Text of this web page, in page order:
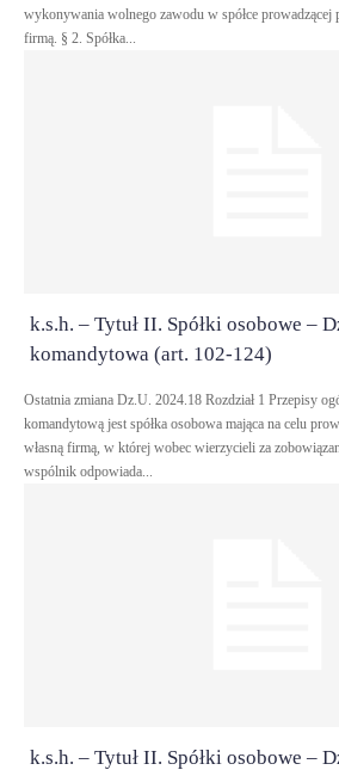
wykonywania wolnego zawodu w spółce prowadzącej
firmą. § 2. Spółka...
k.s.h. – Tytuł II. Spółki osobowe –
komandytowa (art. 102-124)
Ostatnia zmiana Dz.U. 2024.18 Rozdział 1 Przepisy ogólne Art. 102. Spółką
komandytową jest spółka osobowa mająca na celu
własną firmą, w której wobec wierzycieli za
wspólnik odpowiada...
k.s.h. – Tytuł II. Spółki osobowe –